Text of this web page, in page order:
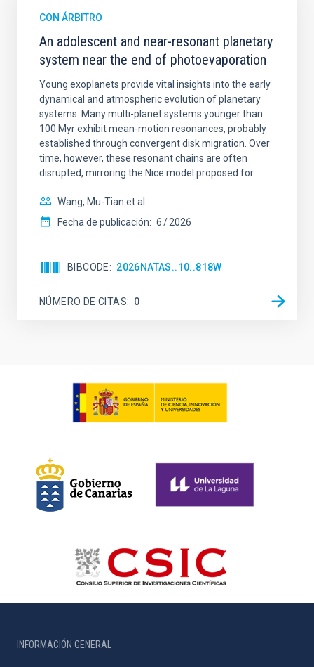
CON ÁRBITRO
An adolescent and near-resonant planetary
system near the end of photoevaporation
Young exoplanets provide vital insights into the early
dynamical and atmospheric evolution of planetary
systems. Many multi-planet systems younger than
100 Myr exhibit mean-motion resonances, probably
established through convergent disk migration. Over
time, however, these resonant chains are often
disrupted, mirroring the Nice model proposed for
Wang, Mu-Tian et al.
Fecha de publicación: 6 2026
BIBCODE 2026NATAS..10..818W
NÚMERO DE CITAS 0
INFORMACIÓN GENERAL